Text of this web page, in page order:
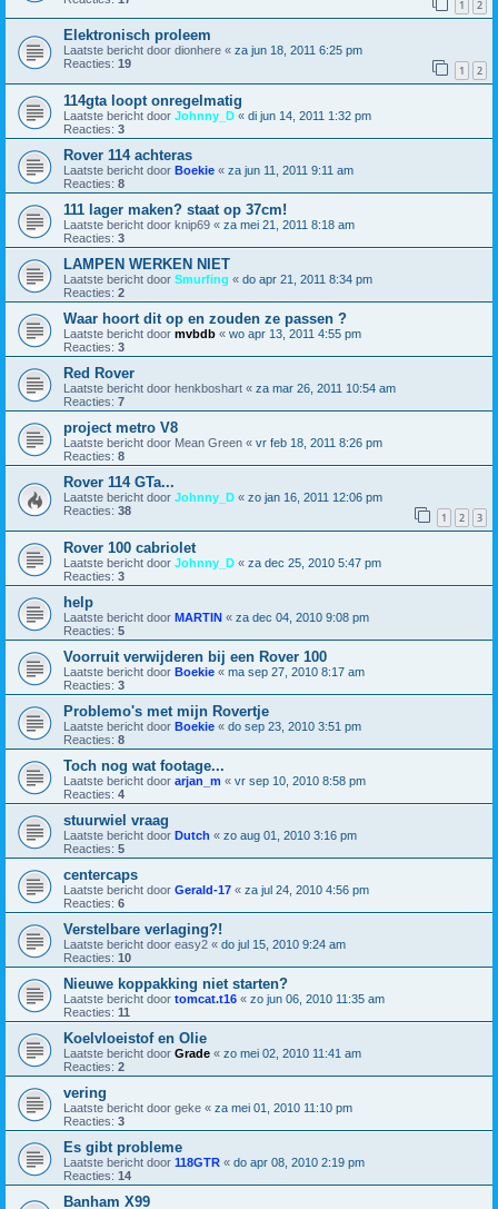
1 2
Elektronisch proleem
Laatste bericht door dionhere « za jun 18, 2011 6:25 pm
Reacties: 19 1 2
114gta loopt onregelmatig
Laatste bericht door Johnny_D « di jun 14, 2011 1:32 pm
Reacties: 3
Rover 114 achteras
Laatste bericht door Boekie « za jun 11, 2011 9:11 am
Reacties: 8
111 lager maken? staat op 37cm!
Laatste bericht door knip69 « za mei 21, 2011 8:18 am
Reacties: 3
LAMPEN WERKEN NIET
Laatste bericht door Smurfing « do apr 21, 2011 8:34 pm
Reacties: 2
Waar hoort dit op en zouden ze passen ?
Laatste bericht door mvbdb « wo apr 13, 2011 4:55 pm
Reacties: 3
Red Rover
Laatste bericht door henkboshart « za mar 26, 2011 10:54 am
Reacties: 7
project metro V8
Laatste bericht door Mean Green « vr feb 18, 2011 8:26 pm
Reacties: 8
Rover 114 GTa...
Laatste bericht door Johnny_D « zo jan 16, 2011 12:06 pm
Reacties: 38 1 2 3
Rover 100 cabriolet
Laatste bericht door Johnny_D « za dec 25, 2010 5:47 pm
Reacties: 3
help
Laatste bericht door MARTIN « za dec 04, 2010 9:08 pm
Reacties: 5
Voorruit verwijderen bij een Rover 100
Laatste bericht door Boekie « ma sep 27, 2010 8:17 am
Reacties: 3
Problemo's met mijn Rovertje
Laatste bericht door Boekie « do sep 23, 2010 3:51 pm
Reacties: 8
Toch nog wat footage...
Laatste bericht door arjan_m « vr sep 10, 2010 8:58 pm
Reacties: 4
stuurwiel vraag
Laatste bericht door Dutch « zo aug 01, 2010 3:16 pm
Reacties: 5
centercaps
Laatste bericht door Gerald-17 « za jul 24, 2010 4:56 pm
Reacties: 6
Verstelbare verlaging?!
Laatste bericht door easy2 « do jul 15, 2010 9:24 am
Reacties: 10
Nieuwe koppakking niet starten?
Laatste bericht door tomcat.t16 « zo jun 06, 2010 11:35 am
Reacties: 11
Koelvloeistof en Olie
Laatste bericht door Grade « zo mei 02, 2010 11:41 am
Reacties: 2
vering
Laatste bericht door geke « za mei 01, 2010 11:10 pm
Reacties: 3
Es gibt probleme
Laatste bericht door 118GTR « do apr 08, 2010 2:19 pm
Reacties: 14
Banham X99